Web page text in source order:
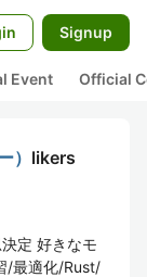
Signup
Event Official
） likers
定 好きなモ
/最適化/Rust/